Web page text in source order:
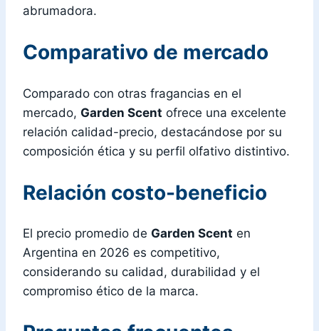
abrumadora.
Comparativo de mercado
Comparado con otras fragancias en el
mercado, Garden Scent ofrece una excelente
relación calidad-precio, destacándose por su
composición ética y su perfil olfativo distintivo.
Relación costo-beneficio
El precio promedio de Garden Scent en
Argentina en 2026 es competitivo,
considerando su calidad, durabilidad y el
compromiso ético de la marca.